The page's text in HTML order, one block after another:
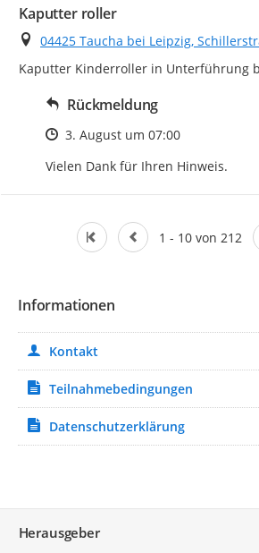
Kaputter roller
Ort
04425 Taucha bei Leipzig,
Kaputter Kinderroller in Unterführung
Rückmeldung
Zeitpunkt des Erstellens
3. August um 07:00
Vielen Dank für Ihren Hinweis.
1 - 10 von 212
Informationen
Kontakt
Teilnahmebedingungen
Datenschutzerklärung
Herausgeber